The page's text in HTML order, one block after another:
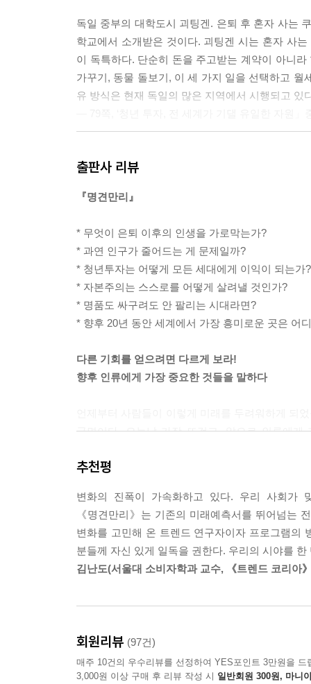
미치는 것을 생각하면 어떤 주제도 소홀히 할 수
대한 해답은 결국 하나로 귀결된다. 바로 '공존'
과정에서 청년층에게 새로운 활로를 열어주는 것
더욱 중요해질 일자리를 만드는 문제도, 각 경제
에서는 우리에게 새로운 돌파구가 될 수 있는 북
찾은 답은 '공존'에 있다.
독일 중부의 대학도시 괴팅겐. 은퇴 후 혼자 사는
학교에서 소개받은 것이다. 괴팅겐 시는 혼자 사
이 독특하다. 단순히 돈을 주고받는 계약이 아니
가꾸기, 동물 돌보기, 이 세 가지 일을 선택하고 월
유 방식은 현재 독일의 많은 지역에서 시행되고 있
자들 때문이다. 주주자본주의는 대량해고를 하더
는 목적으로만 사용한다면, 일자리가 줄어드는 속
스티브 잡스, 오바마 대통령 등 미국의 유명 인사
뉴욕 맨해튼의 뉴발란스 매장에서는 아주 독특
가까이서 지켜볼 수 있도록 한 것이다. 고객들은
있고, 한 사람의 일자리가 달려 있음을 깨닫는다.
---「정글에서 일어나는 변화」중에서
2010년을 기점으로 두 자릿수의 폭발적 성장세를
품시장조차 마이너스 성장을 기록했다. 그런데 특
장마당은 새로운 세대뿐 아니라 새로운 계급도 만
터 거액의 돈을 굴리는 슈퍼리치까지 폭이 넓은
에는 어김없이 돈주들의 자본이 투자된다. 2013
끄럼틀, 피트니스 센터, 실내 클라이밍장, 고급 뷔
---「장마당 세대와 돈주, 북한 신인류에 주목하라
에게 꼭 필요한 보험만을 선택해 가입할 수 있으니
---「유전자 혁명이 만들고 있는 미래」중에서
출판사 리뷰
『명견만리』
* 무엇이 은퇴 이후의 인생을 가로막는가?
* 과연 인구가 줄어드는 게 문제일까?
* 청년투자는 어떻게 모든 세대에게 이익이 되는가?
* 자본주의는 스스로를 어떻게 살려낼 것인가?
* 명품도 싸구려도 안 팔리는 시대라면?
* 향후 20년 동안 세계에서 가장 흥미로운 곳은 어
다른 기회를 얻으려면 다르게 보라!
향후 인류에게 가장 중요한 것들을 말하다
국면이다. 오늘날 가장 뜨겁고, 앞으로 인류에
예상 못하는 이슈들까지, 기존의 미래예측을 뛰
예측보다는 냉정하고 객관적으로 사고하는 태도,
최고의 전문가들과 수많은 대중이
함께 만들어낸 새로운 지식 콘텐츠
프로그램으로서는 유례없이 높은 시청률
(Lecture+Documentary)’ 형식으로 우리 사회의
추천평
변화의 진폭이 가속화하고 있다. 우리 사회가
《명견만리》는 기존의 미래예측서를 뛰어넘는
변화를 고민해 온 트렌드 연구자이자 프로그램의
분들께 자신 있게 일독을 권한다. 우리의 시야를
김난도(서울대 소비자학과 교수, 《트렌드 코리아
회원리뷰 (97건)
매주 10건의 우수리뷰를 선정하여 YES포인트 3만원을 드
3,000원 이상 구매 후 리뷰 작성 시 일반회원 300원, 마니